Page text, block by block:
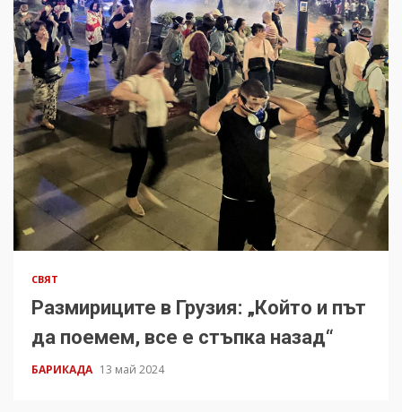
СВЯТ
Размириците в Грузия: „Който и път
да поемем, все е стъпка назад“
БАРИКАДА 13 май 2024